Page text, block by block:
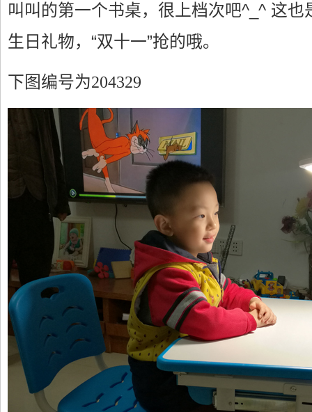
叫叫的第一个书桌，很上档次吧^_^ 这
生日礼物，“双十一”抢的哦。
下图编号为204329